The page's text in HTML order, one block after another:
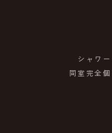
シャワー
同室完全